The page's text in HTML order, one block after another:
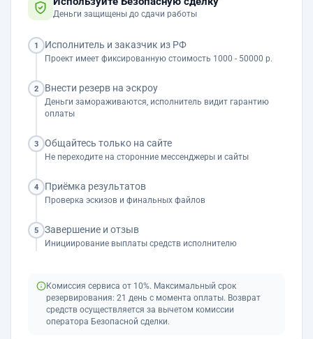
Деньги защищены до сдачи работы
1 Исполнитель и заказчик из РФ
Проект имеет фиксированную стоимость 1000 - 50000 р.
2 Внести резерв на эскроу
Деньги замораживаются, исполнитель видит гарантию
оплаты
3 Общайтесь только на сайте
Не переходите на сторонние мессенджеры и сайты
4 Приёмка результатов
Проверка эскизов и финальных файлов
5 Завершение и отзыв
Инициирование выплаты средств исполнителю
Комиссия сервиса от 10%. Максимальный срок
резервирования: 21 день с момента оплаты. Возврат
средств осуществляется за вычетом комиссии
оператора Безопасной сделки.